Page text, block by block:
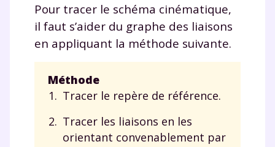
Pour tracer le schéma cinématique,
il faut s’aider du graphe des liaisons
en appliquant la méthode suivante.
Méthode
Tracer le repère de référence.
Tracer les liaisons en les
orientant convenablement par
TESTER GRATUITEMENT
* Votre code d'accès sera envoyé à cette adresse e-mail. En
la marque myMaxicours, afin que SEJER puisse vous donner
accès au service de soutien scolaire pendant 24h. Pour en
savoir plus sur la gestion de vos données personnelles et
charte